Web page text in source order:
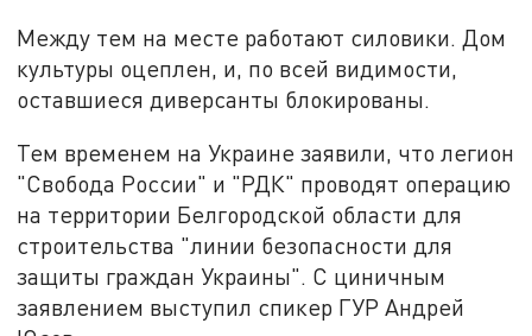
Между тем на месте работают силовики. Дом
культуры оцеплен, и, по всей видимости,
оставшиеся диверсанты блокированы.
Тем временем на Украине заявили, что легион
"Свобода России" и "РДК" проводят операцию
на территории Белгородской области для
строительства "линии безопасности для
защиты граждан Украины". С циничным
заявлением выступил спикер ГУР Андрей